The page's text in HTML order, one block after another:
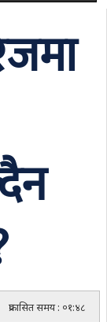
प्रकासित समय : ०१:४८